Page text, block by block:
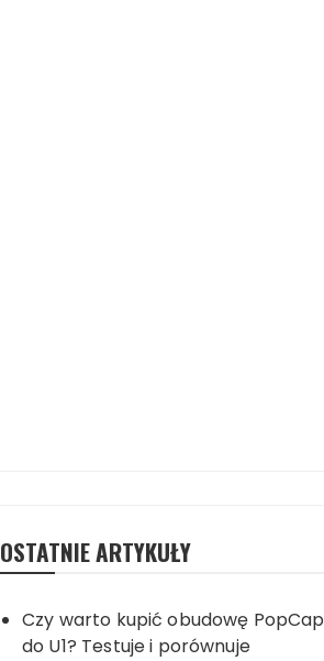
OSTATNIE ARTYKUŁY
Czy warto kupić obudowę PopCap
do U1? Testuje i porównuje